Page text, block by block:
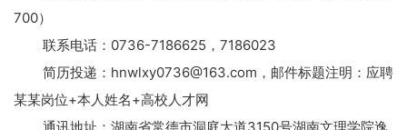
700）
联系电话： 0736-7186625 ， 7186023
简历投递： hnwlxy0736@163.com ，邮件标题注明：应聘
某某岗位+本人姓名+高校人才网